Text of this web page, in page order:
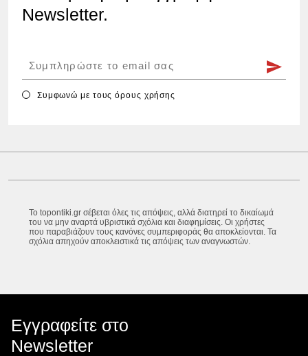
Newsletter.
Συμφωνώ με τουςόρους χρήσης
Το topontiki.gr σέβεται όλες τις απόψεις, αλλά διατηρεί το δικαίωμά
του να μην αναρτά υβριστικά σχόλια και διαφημίσεις. Οι χρήστες
που παραβιάζουν τους κανόνες συμπεριφοράς θα αποκλείονται. Τα
σχόλια απηχούν αποκλειστικά τις απόψεις των αναγνωστών.
Εγγραφείτε στο
Newsletter